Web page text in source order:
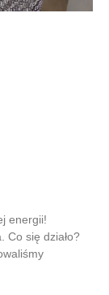
energii!
Co się działo?